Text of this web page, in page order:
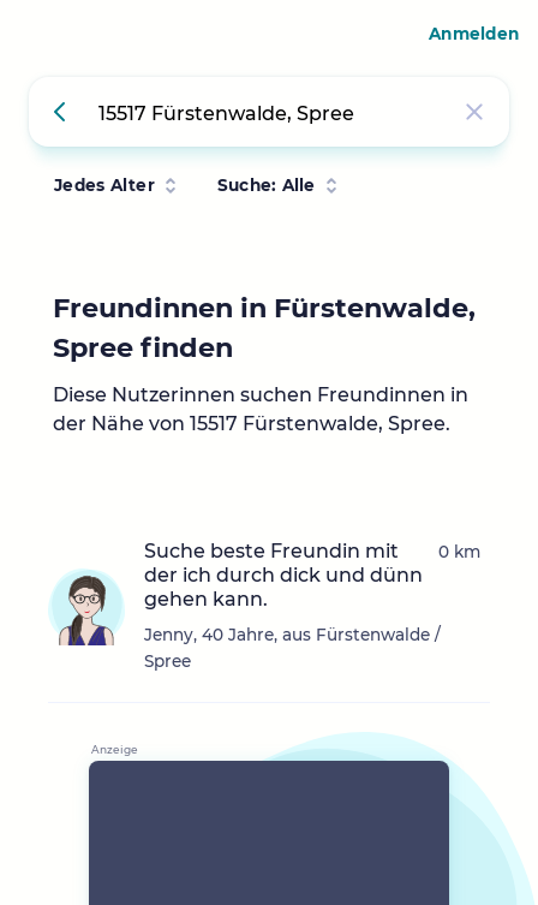
Jedes Alter Suche: Alle
Freundinnen in Fürstenwalde,
Spree finden
Diese Nutzerinnen suchen Freundinnen in
der Nähe von 15517 Fürstenwalde, Spree.
Suche beste Freundin mit
der ich durch dick und dünn
gehen kann.
Jenny, 40 Jahre, aus Fürstenwalde /
Spree
0 km
Anmelden